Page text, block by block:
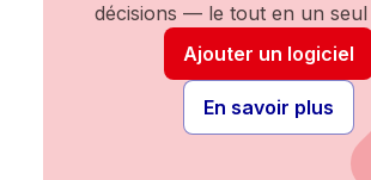
décisions — le tout en un seul
Ajouter un logiciel
En savoir plus